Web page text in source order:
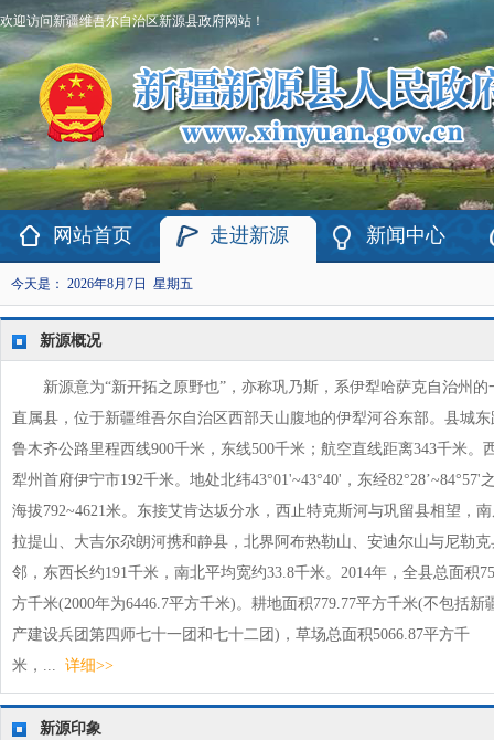
欢迎访问新疆维吾尔自治区新源县政府网站！
网站首页 走进新源 新闻中心
今天是： 2026年8月7日 星期五
新源概况
新源意为“新开拓之原野也”，亦称巩乃斯，系伊犁哈萨克自治州的
直属县，位于新疆维吾尔自治区西部天山腹地的伊犁河谷东部。县城东
鲁木齐公路里程西线900千米，东线500千米；航空直线距离343千米。
犁州首府伊宁市192千米。地处北纬43°01'~43°40'，东经82°28’~84°57'
海拔792~4621米。东接艾肯达坂分水，西止特克斯河与巩留县相望，
拉提山、大吉尔尕朗河携和静县，北界阿布热勒山、安迪尔山与尼勒克
邻，东西长约191千米，南北平均宽约33.8千米。2014年，全县总面积
方千米(2000年为6446.7平方千米)。耕地面积779.77平方千米(不包括新
产建设兵团第四师七十一团和七十二团)，草场总面积5066.87平方千
米，... 详细>>
新源印象